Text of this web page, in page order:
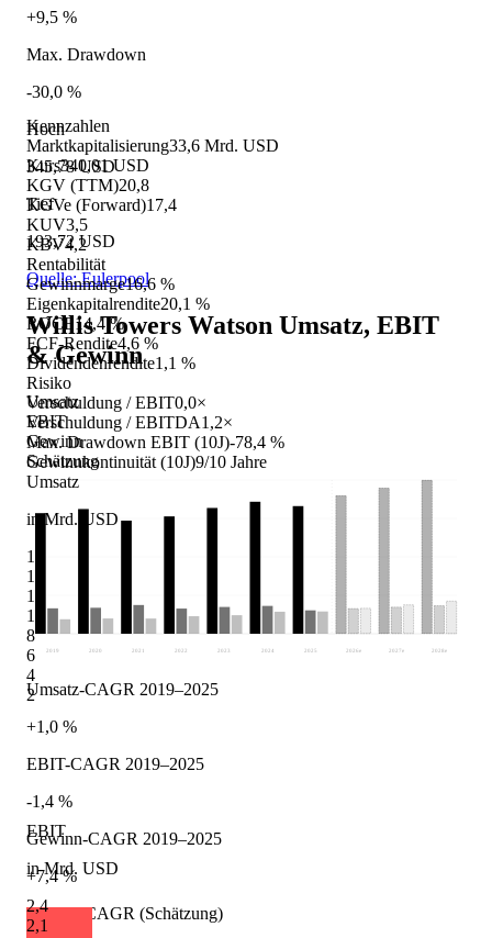
Kennzahlen
Marktkapitalisierung33,6 Mrd. USD
Kurs340,01 USD
KGV (TTM)20,8
KGVe (Forward)17,4
KUV3,5
KBV4,2
Rentabilität
Gewinnmarge16,6 %
Eigenkapitalrendite20,1 %
ROCE 14,4 %
FCF-Rendite4,6 %
Dividendenrendite1,1 %
Risiko
Verschuldung / EBIT0,0×
Verschuldung / EBITDA1,2×
Max. Drawdown EBIT (10J)-78,4 %
Gewinnkontinuität (10J)9/10 Jahre
Umsatz
in Mrd. USD
16
14
12
10
8
6
4
2
EBIT
in Mrd. USD
2,4
2,1
+9,5 %
Max. Drawdown
-30,0 %
Hoch
345,78 USD
Tief
193,72 USD
Quelle: Eulerpool
Willis Towers Watson Umsatz, EBIT
& Gewinn
Umsatz
EBIT
Gewinn
Schätzung
2019 2020 2021 2022 2023 2024 2025 2026 e 2027 e 2028 e
Umsatz-CAGR 2019–2025
+1,0 %
EBIT-CAGR 2019–2025
-1,4 %
Gewinn-CAGR 2019–2025
+7,4 %
Umsatz-CAGR (Schätzung)